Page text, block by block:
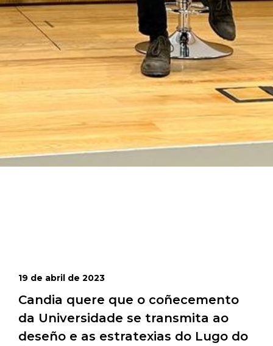
19 de abril de 2023
Candia quere que o coñecemento
da Universidade se transmita ao
deseño e as estratexias do Lugo do